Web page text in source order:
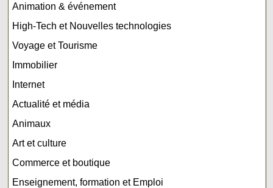
Animation & événement
High-Tech et Nouvelles technologies
Voyage et Tourisme
Immobilier
Internet
Actualité et média
Animaux
Art et culture
Commerce et boutique
Enseignement, formation et Emploi